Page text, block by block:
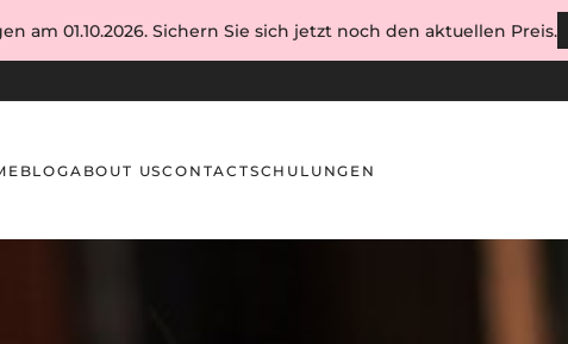
BLOGABOUT USCONTACTSCHULUNGEN
am 01.10.2026. Sichern Sie sich jetzt noch den aktuellen Preis.